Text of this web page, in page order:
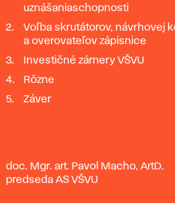
uznášaniaschopnosti
Voľba skrutátorov, návrhovej
a overovateľov zápisnice
Investičné zámery VŠVU
Rôzne
Záver
doc. Mgr. art. Pavol Macho, ArtD.
predseda AS VŠVU